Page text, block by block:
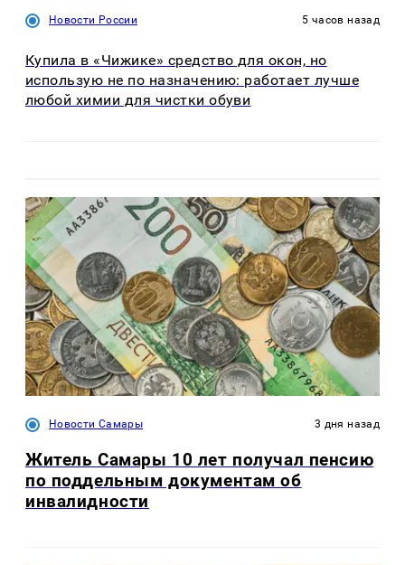
Новости России 5 часов назад
Купила в «Чижике» средство для окон, но
использую не по назначению: работает лучше
любой химии для чистки обуви
Новости Самары 3 дня назад
Житель Самары 10 лет получал пенсию
по поддельным документам об
инвалидности